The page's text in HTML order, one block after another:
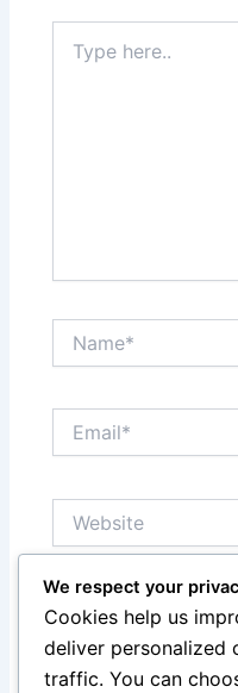
here..
Save my name,
for the next time I
We respect your
Cookies help us
deliver personalized
traffic. You can